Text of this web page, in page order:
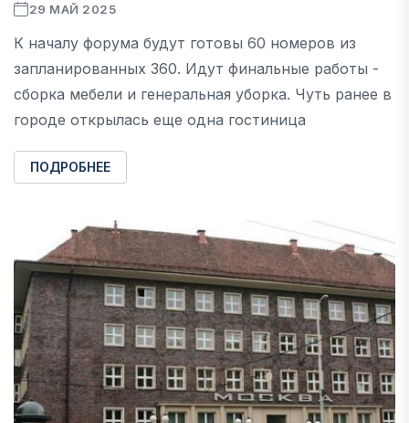
29 МАЙ 2025
К началу форума будут готовы 60 номеров из
запланированных 360. Идут финальные работы -
сборка мебели и генеральная уборка. Чуть ранее в
городе открылась еще одна гостиница
ПОДРОБНЕЕ